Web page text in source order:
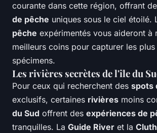
courante dans cette région, offrant
de pêche uniques sous le ciel étoilé.
pêche expérimentés vous aideront à
meilleurs coins pour capturer les
spécimens.
Les rivières secrètes de l'île du
Pour ceux qui recherchent des spots
exclusifs, certaines rivières moins
du Sud offrent des expériences de
tranquilles. La Guide River et la